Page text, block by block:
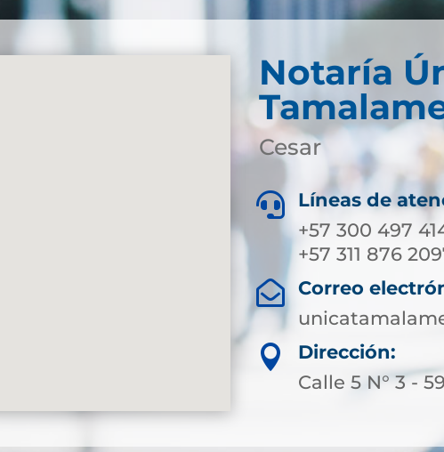
Notaría
Cesar

Líneas de
+57 300 497
+57 311 876

Correo

Dirección:
Calle 5 N° 3 -